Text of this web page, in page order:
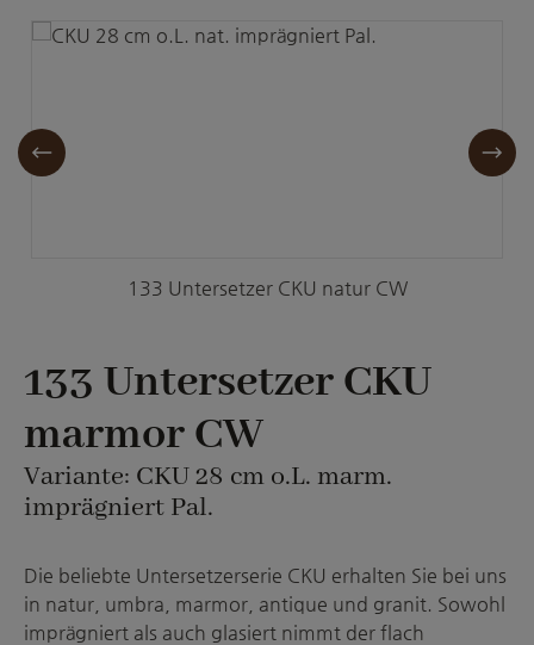
133 Untersetzer CKU natur CW
133 Untersetzer CKU
marmor CW
Variante: CKU 28 cm o.L. marm.
imprägniert Pal.
Die beliebte Untersetzerserie CKU erhalten Sie bei uns
in natur, umbra, marmor, antique und granit. Sowohl
imprägniert als auch glasiert nimmt der flach